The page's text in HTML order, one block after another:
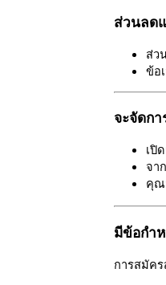
ส่วนลด
ส่ว
ข้อ
จะจัดกา
เปิ
จา
คุณ
มีข้อกำ
การสมัค